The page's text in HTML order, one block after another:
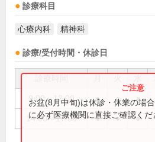
診療科目
心療内科 精神科
診療/受付時間・休診日
9:00～12:00 ● ● ●
14:00～17:00 ● ● ●
お盆(8月中旬)は休診・休業の場
に必ず医療機関に直接ご確認くだ